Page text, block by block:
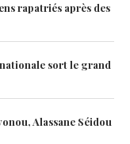
rapatriés après des
sort le grand
Alassane Séidou